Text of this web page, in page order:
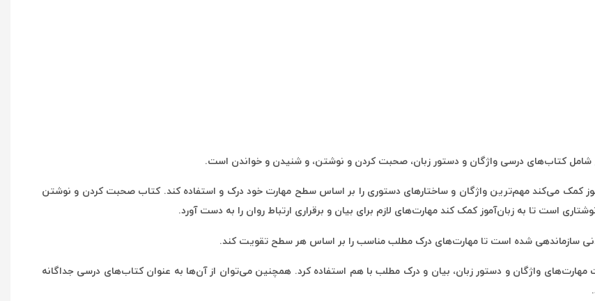
کتاب‌های درسی واژگان و دستور زبان، صحبت کردن و نوشتن، و شنیدن و خواندن است.
کمک می‌کند مهم‌ترین واژگان و ساختارهای دستوری را بر اساس سطح مهارت خود درک و استفاده کند. کتاب صحبت کردن و نوشتن
است تا به زبان‌آموز کمک کند مهارت‌های لازم برای بیان و برقراری ارتباط روان را به دست آورد.
سازماندهی شده است تا مهارت‌های درک مطلب مناسب را بر اساس هر سطح تقویت کند.
واژگان و دستور زبان، بیان و درک مطلب با هم استفاده کرد. همچنین می‌توان از آن‌ها به عنوان کتاب‌های درسی جداگانه